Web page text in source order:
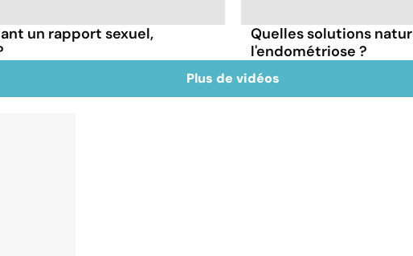
un rapport sexuel,
Quelles solutions
l'endométriose ?
Plus de vidéos